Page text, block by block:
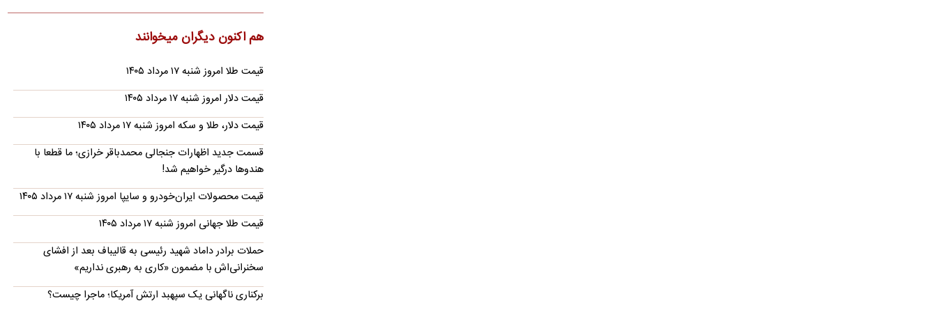
بازداشت نمی‌شود؟
احمد زیدآبادی، به ادعای اخیر محمدباقر خرازی درباره برخورد با
واکنش بقایی به اظهارات اخیر ترامپ؛ اول پیروز
شوید بعد!
ترامپ درباره «غنائم جنگی» گفت کسی پیش از آنکه بتواند چنین…
جزئیات عملیات نیروهای یمنی علیه پایگاه‌های
سعودی/ انفجار در تعز
المیادین از انجام یک عملیات جدید نیروهای مسلح یمن علیه
پایگاه‌های سعودی خبر داد.
ادعای وزیر خزانه‌داری آمریکا درباره توافق با ایران/
شاید امروز یا فردا
وزیر خزانه‌داری آمریکا مدعی شد واشنگتن انتظار دارد در آینده
نزدیک توافقی برای آتش‌بس ۳۰ تا ۶۰ روزه حاصل شود و با…
هم اکنون دیگران میخوانند
قیمت طلا امروز شنبه ۱۷ مرداد ۱۴۰۵
قیمت دلار امروز شنبه ۱۷ مرداد ۱۴۰۵
قیمت دلار، طلا و سکه امروز شنبه ۱۷ مرداد ۱۴۰۵
قسمت جدید اظهارات جنجالی محمدباقر خرازی؛ ما قطعا با
هندوها درگیر خواهیم شد!
قیمت محصولات ایران‌خودرو و سایپا امروز شنبه ۱۷ مرداد ۱۴۰۵
قیمت طلا جهانی امروز شنبه ۱۷ مرداد ۱۴۰۵
حملات برادر داماد شهید رئیسی به قالیباف بعد از افشای
سخنرانی‌اش با مضمون «کاری به رهبری نداریم»
برکناری ناگهانی یک سپهبد ارتش آمریکا؛ ماجرا چیست؟